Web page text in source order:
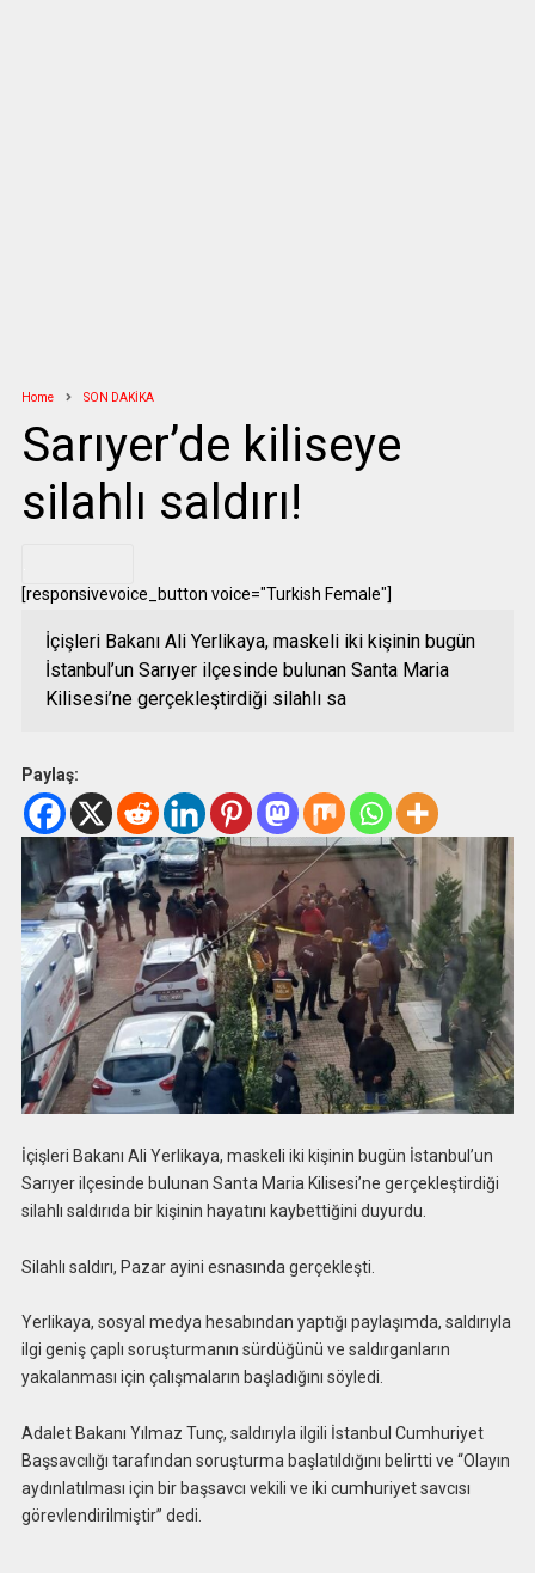
Home SON DAKİKA
Sarıyer’de kiliseye
silahlı saldırı!
[responsivevoice_button voice="Turkish Female"]
İçişleri Bakanı Ali Yerlikaya, maskeli iki kişinin bugün
İstanbul’un Sarıyer ilçesinde bulunan Santa Maria
Kilisesi’ne gerçekleştirdiği silahlı sa
Paylaş:
İçişleri Bakanı Ali Yerlikaya, maskeli iki kişinin bugün İstanbul’un
Sarıyer ilçesinde bulunan Santa Maria Kilisesi’ne gerçekleştirdiği
silahlı saldırıda bir kişinin hayatını kaybettiğini duyurdu.
Silahlı saldırı, Pazar ayini esnasında gerçekleşti.
Yerlikaya, sosyal medya hesabından yaptığı paylaşımda, saldırıyla
ilgi geniş çaplı soruşturmanın sürdüğünü ve saldırganların
yakalanması için çalışmaların başladığını söyledi.
Adalet Bakanı Yılmaz Tunç, saldırıyla ilgili İstanbul Cumhuriyet
Başsavcılığı tarafından soruşturma başlatıldığını belirtti ve “Olayın
aydınlatılması için bir başsavcı vekili ve iki cumhuriyet savcısı
görevlendirilmiştir” dedi.